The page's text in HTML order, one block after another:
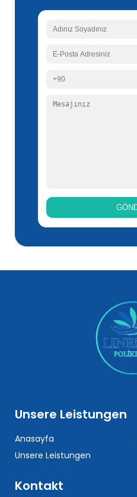
Unsere Leistungen
Anasayfa
Unsere Leistungen
Kontakt